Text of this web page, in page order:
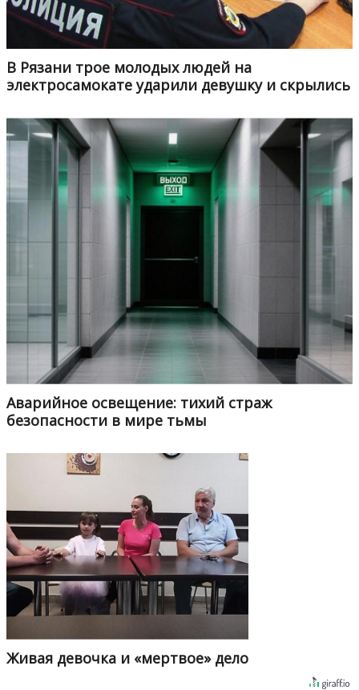
В Рязани трое молодых людей на
электросамокате ударили девушку и скрылись
Аварийное освещение: тихий страж
безопасности в мире тьмы
Живая девочка и «мертвое» дело